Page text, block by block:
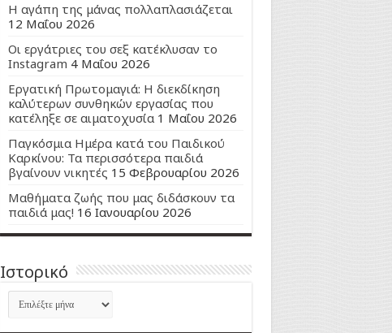
Η αγάπη της μάνας πολλαπλασιάζεται
12 Μαΐου 2026
Οι εργάτριες του σεξ κατέκλυσαν το
Instagram 4 Μαΐου 2026
Εργατική Πρωτομαγιά: Η διεκδίκηση
καλύτερων συνθηκών εργασίας που
κατέληξε σε αιματοχυσία 1 Μαΐου 2026
Παγκόσμια Ημέρα κατά του Παιδικού
Καρκίνου: Τα περισσότερα παιδιά
βγαίνουν νικητές 15 Φεβρουαρίου 2026
Μαθήματα ζωής που μας διδάσκουν τα
παιδιά μας! 16 Ιανουαρίου 2026
Ιστορικό
Ιστορικό